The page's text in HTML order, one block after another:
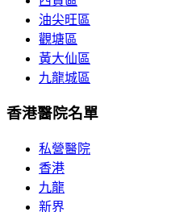
油尖旺區
觀塘區
黃大仙區
九龍城區
香港醫院名單
私營醫院
香港
九龍
新界